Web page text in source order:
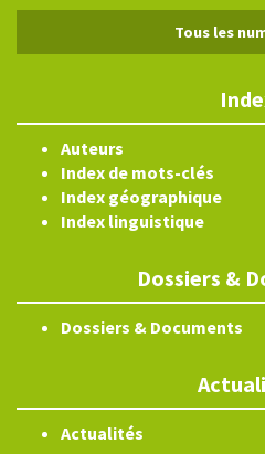
Tous les
Auteurs
Index de mots-clés
Index géographique
Index linguistique
Dossiers &
Dossiers & Documents
Actualités